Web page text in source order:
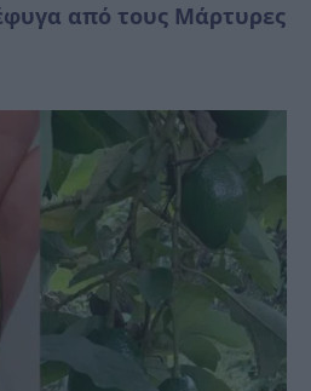
από τους Μάρτυρες